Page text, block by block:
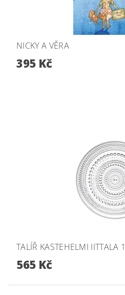
NICKY A VĚRA
395 Kč
TALÍŘ KASTEHELMI IITTALA
565 Kč